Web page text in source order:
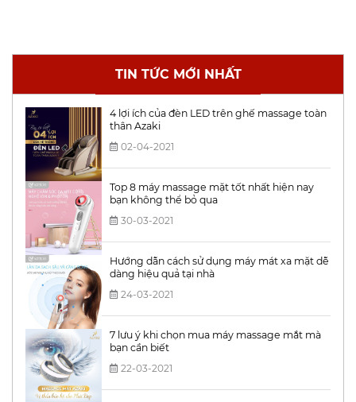
TIN TỨC MỚI NHẤT
4 lợi ích của đèn LED trên ghế massage toàn
thân Azaki
02-04-2021
Top 8 máy massage mặt tốt nhất hiện nay
bạn không thể bỏ qua
30-03-2021
Hướng dẫn cách sử dụng máy mát xa mặt dễ
dàng hiệu quả tại nhà
24-03-2021
7 lưu ý khi chọn mua máy massage mắt mà
bạn cần biết
22-03-2021